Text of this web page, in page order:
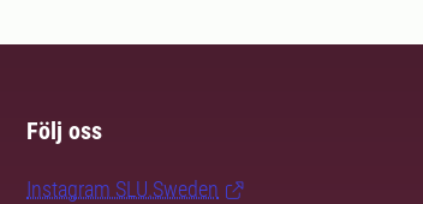
Följ oss
Instagram SLU.Sweden